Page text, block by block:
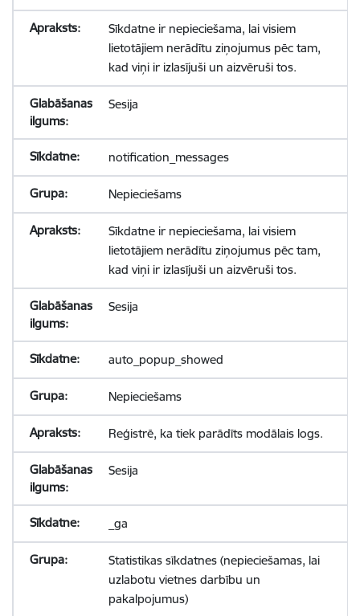
Sīkdatne ir nepieciešama, lai visiem
lietotājiem nerādītu ziņojumus pēc tam,
kad viņi ir izlasījuši un aizvēruši tos.
Sesija
notification_messages
Nepieciešams
Sīkdatne ir nepieciešama, lai visiem
lietotājiem nerādītu ziņojumus pēc tam,
kad viņi ir izlasījuši un aizvēruši tos.
Sesija
auto_popup_showed
Nepieciešams
Reģistrē, ka tiek parādīts modālais logs.
Sesija
_ga
Statistikas sīkdatnes (nepieciešamas, lai
uzlabotu vietnes darbību un
pakalpojumus)